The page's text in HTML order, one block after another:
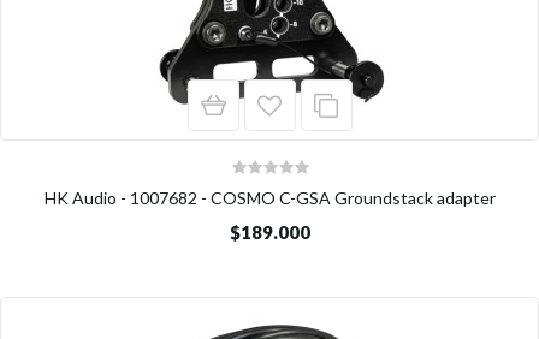
HK Audio - 1007682 - COSMO C-GSA Groundstack adapter
$189.000